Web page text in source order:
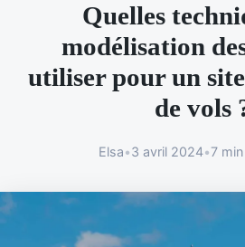
Quelles
modélisation
utiliser pour un
de vols
Elsa•3 avril 2024•7